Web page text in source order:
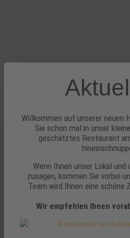
Willkommen bei uns in
Seit 2012 stehen wir für charmante
am Hafen von Büsum mit
Ausflugsschiffe, Museumshafen
Nehmen Sie Platz in unseren 2022
Willkommen auf unserer neuen
Sie schon mal in unser
geschätztes Restaurant
Wenn Ihnen unser Lokal und
zusagen, kommen Sie vorbei
Team wird Ihnen eine schöne
Wir empfehlen Ihnen